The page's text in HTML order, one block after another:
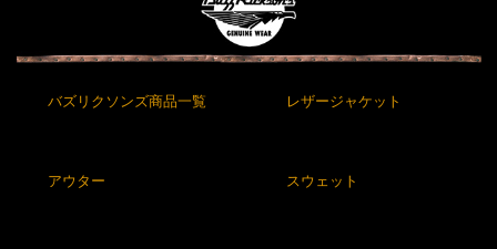
バズリクソンズ商品一覧 レザージャケット
アウター スウェット